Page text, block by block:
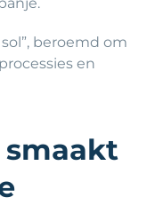
beroemd om
en
smaakt